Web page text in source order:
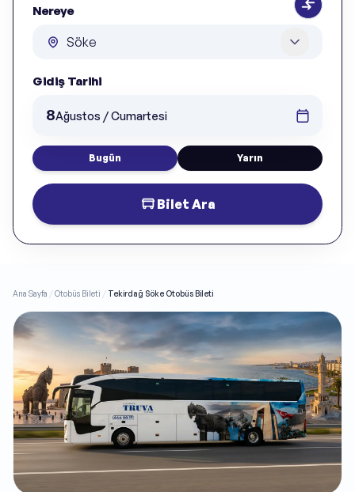
Nereye
Gidiş Tarihi
8Ağustos / Cumartesi
Bugün Yarın
Bilet Ara
Ana Sayfa /Otobüs Bileti / Tekirdağ Söke Otobüs Bileti